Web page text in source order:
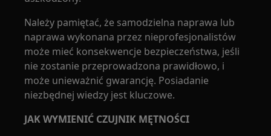
Należy pamiętać, że samodzielna naprawa lub
naprawa wykonana przez nieprofesjonalistów
może mieć konsekwencje bezpieczeństwa, jeśli
nie zostanie przeprowadzona prawidłowo, i
może unieważnić gwarancję. Posiadanie
niezbędnej wiedzy jest kluczowe.
JAK WYMIENIĆ CZUJNIK MĘTNOŚCI